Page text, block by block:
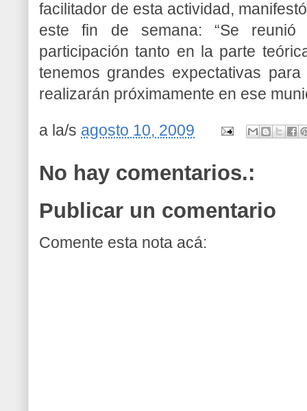
facilitador de esta actividad,
este fin de semana: “Se
participación tanto en la parte
tenemos grandes expectativas
realizarán próximamente en ese
a la/s agosto 10, 2009
No hay comentarios.:
Publicar un comentario
Comente esta nota acá: